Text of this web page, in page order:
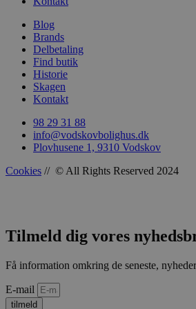
Blog
Brands
Delbetaling
Find butik
Historie
Skagen
Kontakt
98 29 31 88
info@vodskovbolighus.dk
Plovhusene 1, 9310 Vodskov
Cookies // © All Rights Reserved 2024
Tilmeld dig vores
Få information omkring de seneste,
E-mail
tilmeld
woocommerce_recently_viewed